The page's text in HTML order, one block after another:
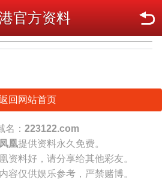
官方资料
回网站首页
名： 223122.com
凰提供资料永久免费。
资料好，请分享给其他彩友。
容仅供娱乐参考，严禁赌博。